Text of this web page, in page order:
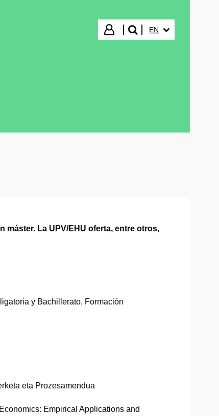
Login
search"
EN
La UPV/EHU oferta, entre otros,
y Bachillerato, Formación
eta Prozesamendua
Empirical Applications and